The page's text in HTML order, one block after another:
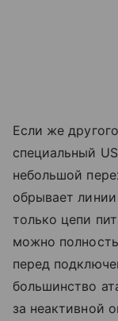
Если же
специальный
небольшой
обрывает
только цепи
можно
перед
большинство
за неактивной